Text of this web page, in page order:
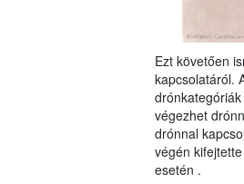
Ezt követően
kapcsolatáról.
végezhet
drónnal
végén
esetén .